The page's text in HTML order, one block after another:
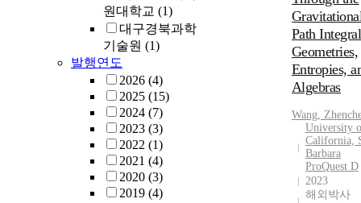
원대학교 (1)
대구경북과학
기술원 (1)
발행연도
2026 (4)
2025 (15)
2024 (7)
2023 (3)
2022 (1)
2021 (4)
2020 (3)
2019 (4)
Path
Geometries,
Entropies,
Algebras
Wang,
University
California,
Barbara
ProQuest D
2023
해외박사